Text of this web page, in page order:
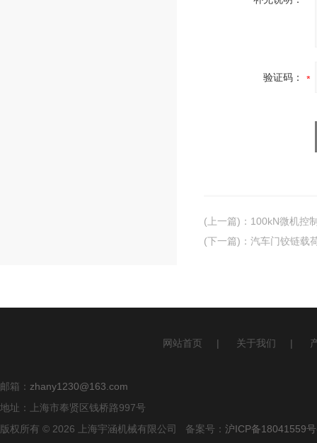
验证码：
(上一篇) ： 100kN微机控
(下一篇) ： 汽车门铰链载
网站首页 | 关于我们 |
邮箱： zhany1230@163.com
地址：上海市奉贤区钱桥路997号
版权所有 © 2026 上海宇涵机械有限公司 备案号： 沪ICP备18041559